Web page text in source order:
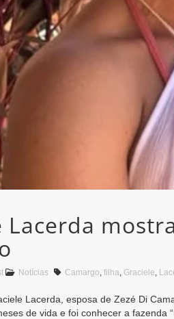
Lacerda
Notícias Camargo filha Graciele
Lacerda, esposa de Zezé Di
de vida e foi conhecer a fazenda